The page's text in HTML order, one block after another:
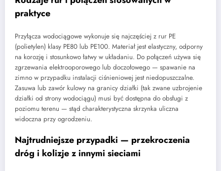
praktyce
Przyłącza wodociągowe wykonuje się najczęściej z rur PE
(polietylen) klasy PE80 lub PE100. Materiał jest elastyczny, odporny
na korozję i stosunkowo łatwy w układaniu. Do połączeń używa się
zgrzewania elektrooporowego lub doczołowego — spawanie na
zimno w przypadku instalacji ciśnieniowej jest niedopuszczalne.
Zasuwa lub zawór kulowy na granicy działki (tak zwane uzbrojenie
działki od strony wodociągu) musi być dostępna do obsługi z
poziomu terenu — stąd charakterystyczna skrzynka uliczna
widoczna przy ogrodzeniu.
Najtrudniejsze przypadki — przekroczenia
dróg i kolizje z innymi sieciami